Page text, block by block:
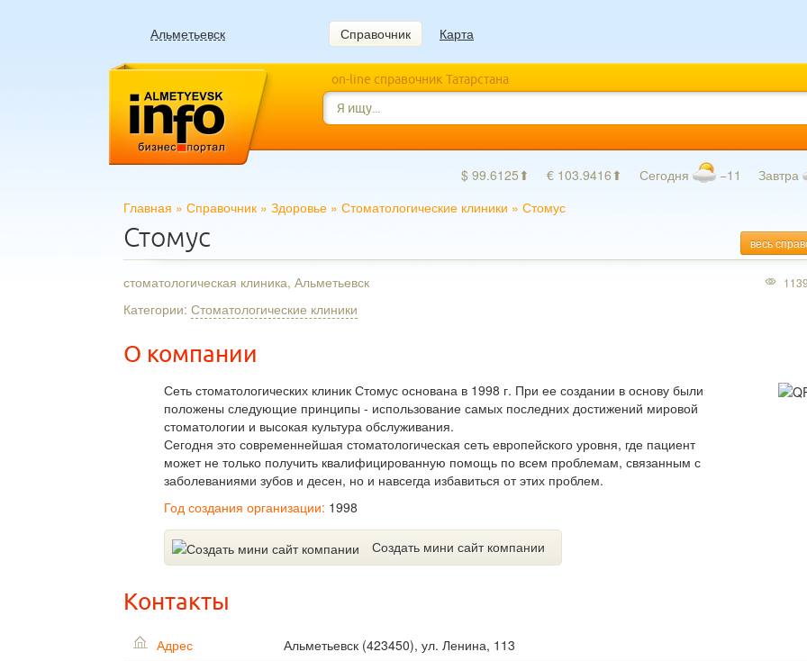
Альметьевск Справочник Карта
on-line справочник Татарстана
$ 99.6125⬆ € 103.9416⬆ Сегодня −11 Завтра
Главная » Справочник » Здоровье » Стоматологические клиники » Стомус
весь
Стомус
стоматологическая клиника, Альметьевск
Категории: Стоматологические клиники
О компании
Сеть стоматологических клиник Стомус основана в 1998 г. При ее создании в основу были
положены следующие принципы - использование самых последних достижений мировой
стоматологии и высокая культура обслуживания.
Сегодня это современнейшая стоматологическая сеть европейского уровня, где пациент
может не только получить квалифицированную помощь по всем проблемам, связанным с
заболеваниями зубов и десен, но и навсегда избавиться от этих проблем.
Год создания организации: 1998
Создать мини сайт компании
1139
Контакты
Адрес Альметьевск (423450), ул. Ленина, 113